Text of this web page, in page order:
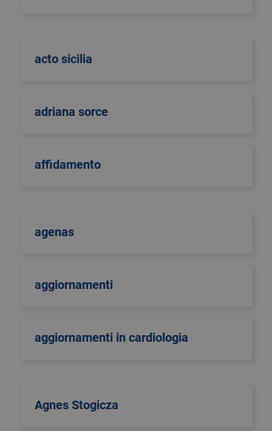
acto sicilia
adriana sorce
affidamento
agenas
aggiornamenti
aggiornamenti in cardiologia
Agnes Stogicza